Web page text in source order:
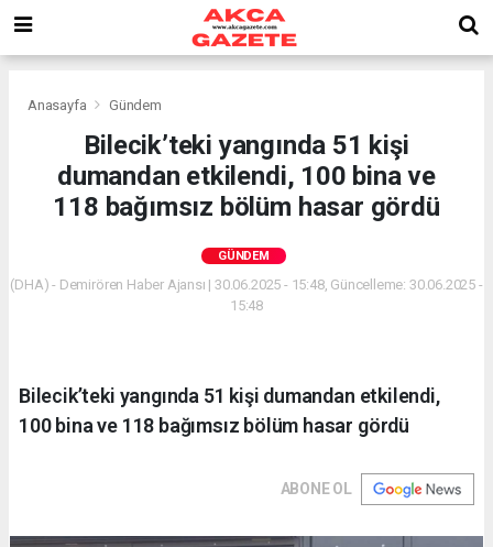
Anasayfa Gündem
Bilecik’teki yangında 51 kişi
dumandan etkilendi, 100 bina ve
118 bağımsız bölüm hasar gördü
GÜNDEM
(DHA) - Demirören Haber Ajansı | 30.06.2025 - 15:48, Güncelleme: 30.06.2025 -
15:48
Bilecik’teki yangında 51 kişi dumandan etkilendi,
100 bina ve 118 bağımsız bölüm hasar gördü
ABONE OL